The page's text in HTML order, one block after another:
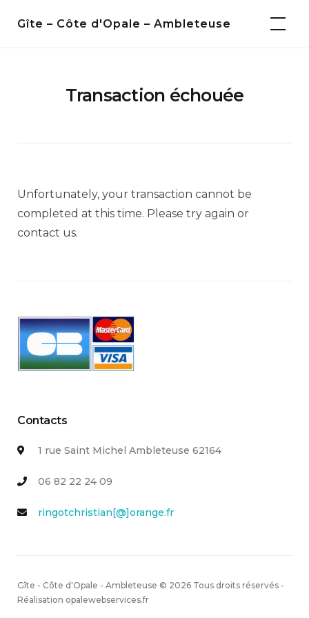
Gîte – Côte d'Opale – Ambleteuse
Transaction échouée
Unfortunately, your transaction cannot be
completed at this time. Please try again or
contact us.
Contacts
1 rue Saint Michel Ambleteuse 62164
06 82 22 24 09
ringotchristian[@]orange.fr
Gîte - Côte d'Opale - Ambleteuse © 2026 Tous droits réservés -
Réalisation opalewebservices.fr